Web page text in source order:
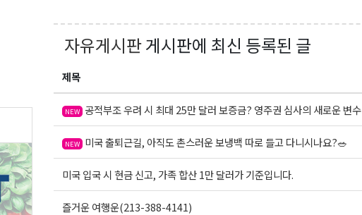
자유게시판게시판에 최신 등록된 글
제목
NEW 공적부조 우려 시 최대 25만 달러 보증금? 영주권 심사의 새로운 변수
NEW 미국 출퇴근길, 아직도 촌스러운 보냉백 따로 들고 다니시나요?🥗
미국 입국 시 현금 신고, 가족 합산 1만 달러가 기준입니다.
즐거운 여행운(213-388-4141)